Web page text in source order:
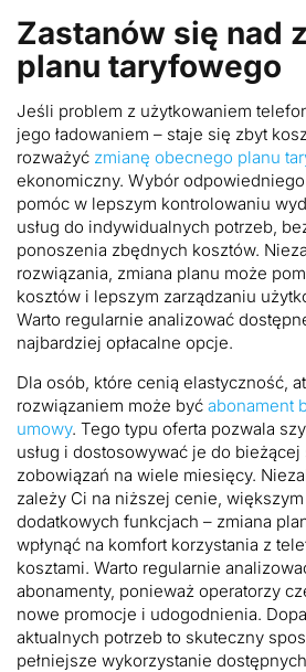
Zastanów się nad
planu taryfowego
Jeśli problem z użytkowaniem
jego ładowaniem – staje się zbyt
rozważyć zmianę obecnego planu
ekonomiczny. Wybór
pomóc w lepszym kontrolowaniu
usług do indywidualnych potrzeb,
ponoszenia zbędnych kosztów.
rozwiązania, zmiana planu może
kosztów i lepszym zarządzaniu
Warto regularnie analizować
najbardziej opłacalne opcje.
Dla osób, które cenią elastyczność,
rozwiązaniem może być abonament
umowy. Tego typu oferta pozwala
usług i dostosowywać je do bieżącej
zobowiązań na wiele miesięcy.
zależy Ci na niższej cenie,
dodatkowych funkcjach – zmiana
wpłynąć na komfort korzystania z
kosztami. Warto regularnie
abonamenty, ponieważ operatorzy
nowe promocje i udogodnienia.
aktualnych potrzeb to skuteczny
pełniejsze wykorzystanie